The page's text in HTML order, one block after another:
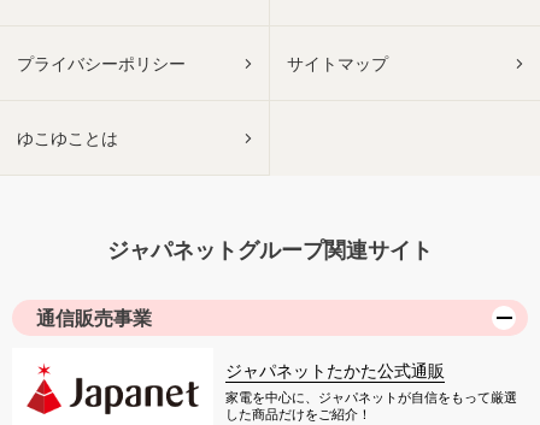
プライバシーポリシー サイトマップ
ゆこゆことは
ジャパネットグループ関連サイト
通信販売事業
ジャパネットたかた公式通販
家電を中心に、ジャパネットが自信をもって厳選
した商品だけをご紹介！